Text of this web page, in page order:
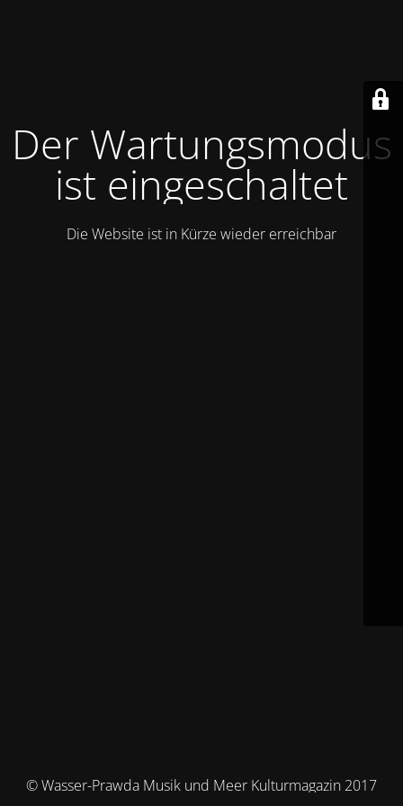
Der Wartungsmodus
ist eingeschaltet
Die Website ist in Kürze wieder erreichbar
© Wasser-Prawda Musik und Meer Kulturmagazin 2017